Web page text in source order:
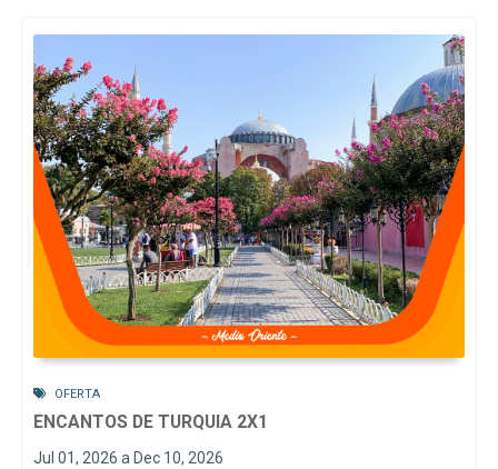
OFERTA
ENCANTOS DE TURQUIA 2X1
Jul 01, 2026 a Dec 10, 2026